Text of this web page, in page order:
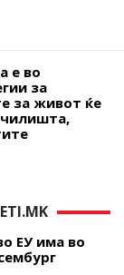
е во
за
за живот ќе
ЕУ има во